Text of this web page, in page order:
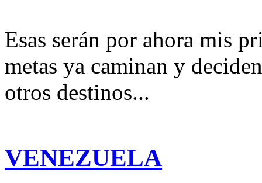
Esas serán por ahora mis
metas ya caminan y
otros destinos...
VENEZUELA